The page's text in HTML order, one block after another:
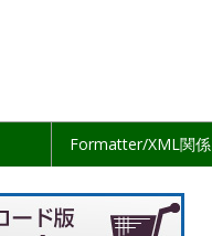
Formatter/XML関係